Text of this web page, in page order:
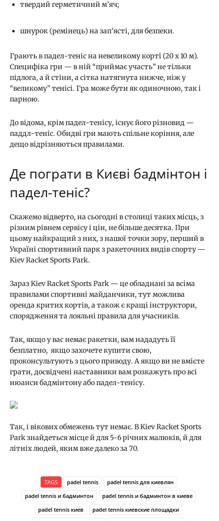
твердий герметичний м’яч;
шнурок (ремінець) на зап’ясті, для безпеки.
Грають в падел-теніс на невеликому корті (20 х 10 м).
Специфіка гри — в ній “приймає участь” не тільки
підлога, а й стіни, а сітка натягнута нижче, ніж у
“великому” тенісі. Гра може бути як одиночною, так і
парною.
До відома, крім падел-тенісу, існує його різновид —
паддл-теніс. Обидві гри мають спільне коріння, але
дещо відрізняються правилами.
Де пограти в Києві бадмінтон і
падел-теніс?
Скажемо відверто, на сьогодні в столиці таких місць, з
різним рівнем сервісу і цін, не більше десятка. При
цьому найкращий з них, з нашої точки зору, перший в
Україні спортивний парк з ракеточних видів спорту —
Kiev Racket Sports Park.
Зараз Kiev Racket Sports Park — це обладнані за всіма
правилами спортивні майданчики, тут можлива
оренда критих кортів, а також є кращі інструктори,
спорядження та лояльні правила для учасників.
Так, якщо у вас немає ракетки, вам нададуть її
безплатно, якщо захочете купити свою,
проконсультують з цього приводу. А якщо ви не вмієте
грати, досвідчені наставники вам розкажуть про всі
нюанси бадмінтону або падел-тенісу.
Так, і вікових обмежень тут немає. В Kiev Racket Sports
Park знайдеться місце й для 5-6 річних малюків, й для
літніх людей, яким вже далеко за 70.
TAGS padel tennis
padel tennis для киевлян
padel tennis и бадминтон
padel tennis и бадминтон в киеве
padel tennis киев
padel tennis киевские площадки